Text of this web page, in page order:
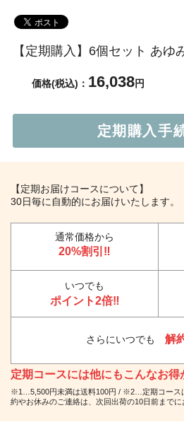
【定期購入】6個セット あゆ
価格(税込)： 16,038円
【定期お届けコースについて】
30日毎に自動的にお届けいたします。
通常価格から
20%割引‼
いつでも
ポイント2倍‼
さらにいつでも 解
定期コースには他にもこんなお得
※1…5,500円未満は送料100円 / ※2…定期コース
約やお休みのご連絡は、次回出荷の10日前までに